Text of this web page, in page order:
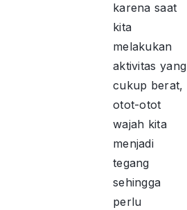
karena saat
kita
melakukan
aktivitas yang
cukup berat,
otot-otot
wajah kita
menjadi
tegang
sehingga
perlu